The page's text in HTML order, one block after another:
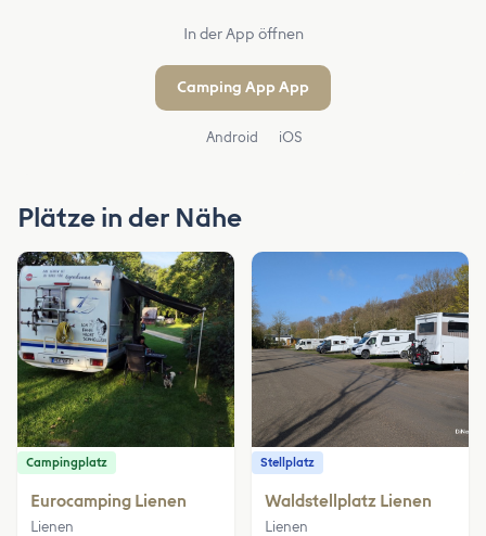
In der App öffnen
Camping App App
Android iOS
Plätze in der Nähe
Campingplatz
Eurocamping Lienen
Lienen
Stellplatz
Waldstellplatz Lienen
Lienen